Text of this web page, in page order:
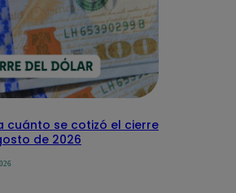
cuánto se cotizó el cierre
de 2026